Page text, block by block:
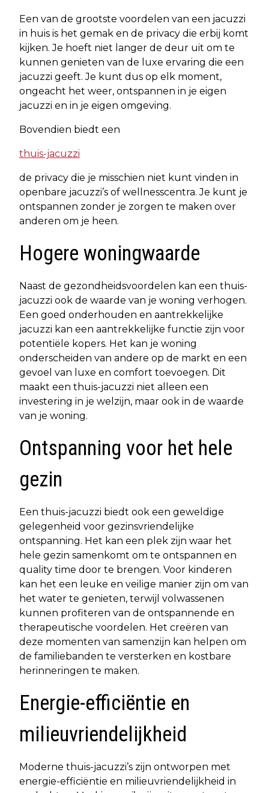
Een van de grootste voordelen van een jacuzzi
in huis is het gemak en de privacy die erbij komt
kijken. Je hoeft niet langer de deur uit om te
kunnen genieten van de luxe ervaring die een
jacuzzi geeft. Je kunt dus op elk moment,
ongeacht het weer, ontspannen in je eigen
jacuzzi en in je eigen omgeving.
Bovendien biedt een
thuis-jacuzzi
de privacy die je misschien niet kunt vinden in
openbare jacuzzi’s of wellnesscentra. Je kunt je
ontspannen zonder je zorgen te maken over
anderen om je heen.
Hogere woningwaarde
Naast de gezondheidsvoordelen kan een thuis-
jacuzzi ook de waarde van je woning verhogen.
Een goed onderhouden en aantrekkelijke
jacuzzi kan een aantrekkelijke functie zijn voor
potentiële kopers. Het kan je woning
onderscheiden van andere op de markt en een
gevoel van luxe en comfort toevoegen. Dit
maakt een thuis-jacuzzi niet alleen een
investering in je welzijn, maar ook in de waarde
van je woning.
Ontspanning voor het hele
gezin
Een thuis-jacuzzi biedt ook een geweldige
gelegenheid voor gezinsvriendelijke
ontspanning. Het kan een plek zijn waar het
hele gezin samenkomt om te ontspannen en
quality time door te brengen. Voor kinderen
kan het een leuke en veilige manier zijn om van
het water te genieten, terwijl volwassenen
kunnen profiteren van de ontspannende en
therapeutische voordelen. Het creëren van
deze momenten van samenzijn kan helpen om
de familiebanden te versterken en kostbare
herinneringen te maken.
Energie-efficiëntie en
milieuvriendelijkheid
Moderne thuis-jacuzzi’s zijn ontworpen met
energie-efficiëntie en milieuvriendelijkheid in